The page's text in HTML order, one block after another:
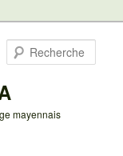
mayennais